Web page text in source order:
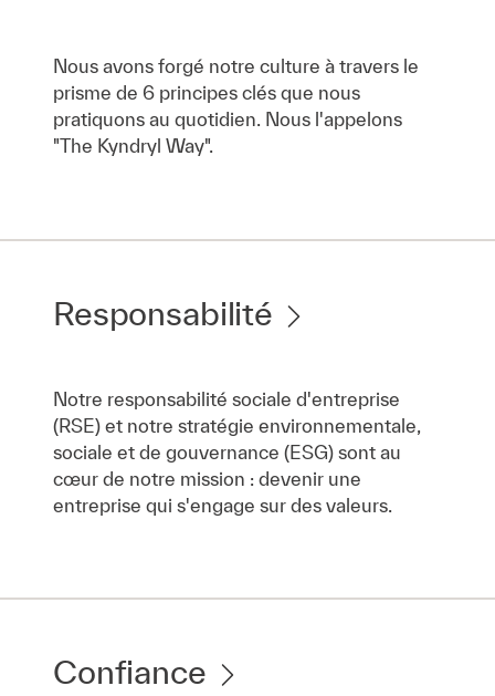
Nous avons forgé notre culture à travers le
prisme de 6 principes clés que nous
pratiquons au quotidien. Nous l'appelons
"The Kyndryl Way".
Responsabilité
Notre responsabilité sociale d'entreprise
(RSE) et notre stratégie environnementale,
sociale et de gouvernance (ESG) sont au
cœur de notre mission : devenir une
entreprise qui s'engage sur des valeurs.
Confiance